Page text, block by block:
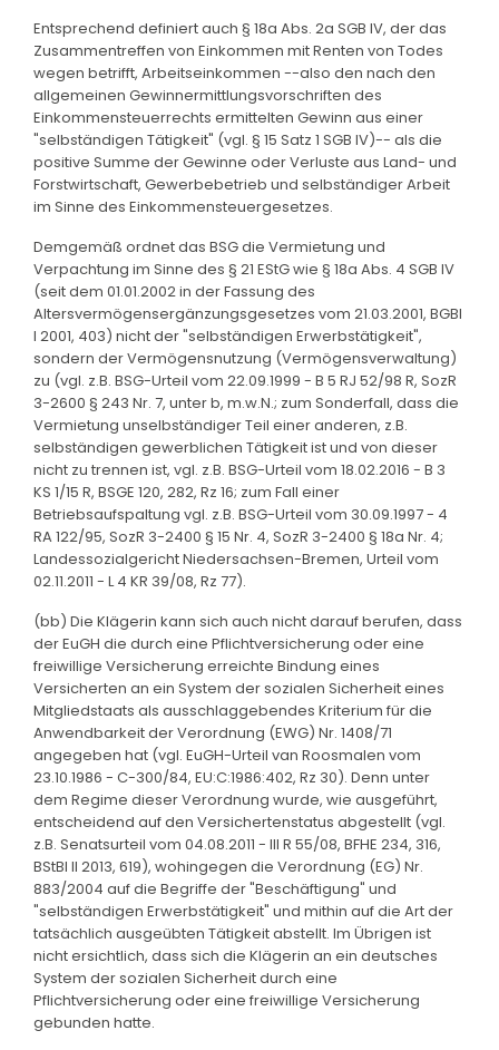
Entsprechend definiert auch § 18a Abs. 2a SGB IV, der das
Zusammentreffen von Einkommen mit Renten von Todes
wegen betrifft, Arbeitseinkommen --also den nach den
allgemeinen Gewinnermittlungsvorschriften des
Einkommensteuerrechts ermittelten Gewinn aus einer
"selbständigen Tätigkeit" (vgl. § 15 Satz 1 SGB IV)-- als die
positive Summe der Gewinne oder Verluste aus Land- und
Forstwirtschaft, Gewerbebetrieb und selbständiger Arbeit
im Sinne des Einkommensteuergesetzes.
Demgemäß ordnet das BSG die Vermietung und
Verpachtung im Sinne des § 21 EStG wie § 18a Abs. 4 SGB IV
(seit dem 01.01.2002 in der Fassung des
Altersvermögensergänzungsgesetzes vom 21.03.2001, BGBl
I 2001, 403) nicht der "selbständigen Erwerbstätigkeit",
sondern der Vermögensnutzung (Vermögensverwaltung)
zu (vgl. z.B. BSG-Urteil vom 22.09.1999 - B 5 RJ 52/98 R, SozR
3-2600 § 243 Nr. 7, unter b, m.w.N.; zum Sonderfall, dass die
Vermietung unselbständiger Teil einer anderen, z.B.
selbständigen gewerblichen Tätigkeit ist und von dieser
nicht zu trennen ist, vgl. z.B. BSG-Urteil vom 18.02.2016 - B 3
KS 1/15 R, BSGE 120, 282, Rz 16; zum Fall einer
Betriebsaufspaltung vgl. z.B. BSG-Urteil vom 30.09.1997 - 4
RA 122/95, SozR 3-2400 § 15 Nr. 4, SozR 3-2400 § 18a Nr. 4;
Landessozialgericht Niedersachsen-Bremen, Urteil vom
02.11.2011 - L 4 KR 39/08, Rz 77).
(bb) Die Klägerin kann sich auch nicht darauf berufen, dass
der EuGH die durch eine Pflichtversicherung oder eine
freiwillige Versicherung erreichte Bindung eines
Versicherten an ein System der sozialen Sicherheit eines
Mitgliedstaats als ausschlaggebendes Kriterium für die
Anwendbarkeit der Verordnung (EWG) Nr. 1408/71
angegeben hat (vgl. EuGH-Urteil van Roosmalen vom
23.10.1986 - C-300/84, EU:C:1986:402, Rz 30). Denn unter
dem Regime dieser Verordnung wurde, wie ausgeführt,
entscheidend auf den Versichertenstatus abgestellt (vgl.
z.B. Senatsurteil vom 04.08.2011 - III R 55/08, BFHE 234, 316,
BStBl II 2013, 619), wohingegen die Verordnung (EG) Nr.
883/2004 auf die Begriffe der "Beschäftigung" und
"selbständigen Erwerbstätigkeit" und mithin auf die Art der
tatsächlich ausgeübten Tätigkeit abstellt. Im Übrigen ist
nicht ersichtlich, dass sich die Klägerin an ein deutsches
System der sozialen Sicherheit durch eine
Pflichtversicherung oder eine freiwillige Versicherung
gebunden hatte.